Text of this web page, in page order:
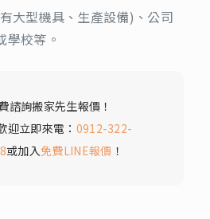
大型機具、生產設備)、公司
學校等。
諮詢搬家先生報價！
迎立即來電： 0912-322-
或加入免費LINE報價 ！